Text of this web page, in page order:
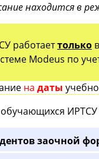
находится в
работаеттолько
Modeus по
на даты
заочной